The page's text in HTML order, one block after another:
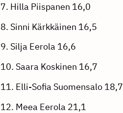
7. Hilla Piispanen 16,0
8. Sinni Kärkkäinen 16,5
9. Silja Eerola 16,6
10. Saara Koskinen 16,7
11. Elli-Sofia Suomensalo 18,7
12. Meea Eerola 21,1